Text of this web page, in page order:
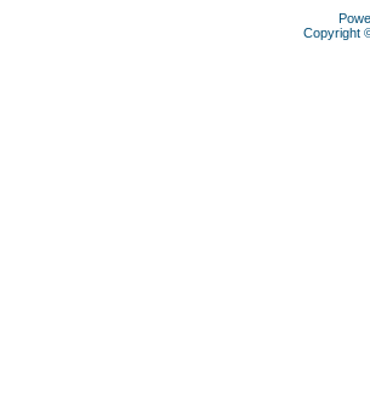
Copyright